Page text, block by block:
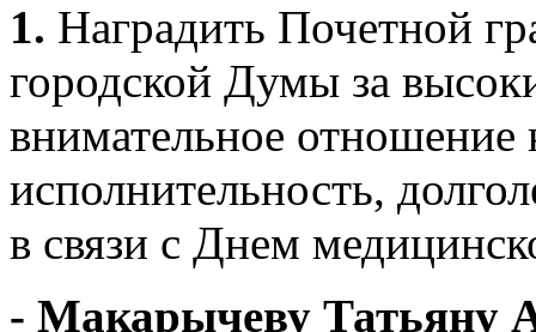
1. Наградить Почетной
городской Думы за
внимательное отношение
исполнительность,
в связи с Днем
- Макарычеву Татьяну